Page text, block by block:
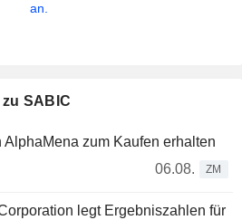
an.
SABIC
zum Kaufen erhalten
06.08.
ZM
legt Ergebniszahlen für